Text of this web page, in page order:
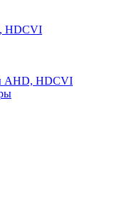
HDCVI
AHD, HDCVI